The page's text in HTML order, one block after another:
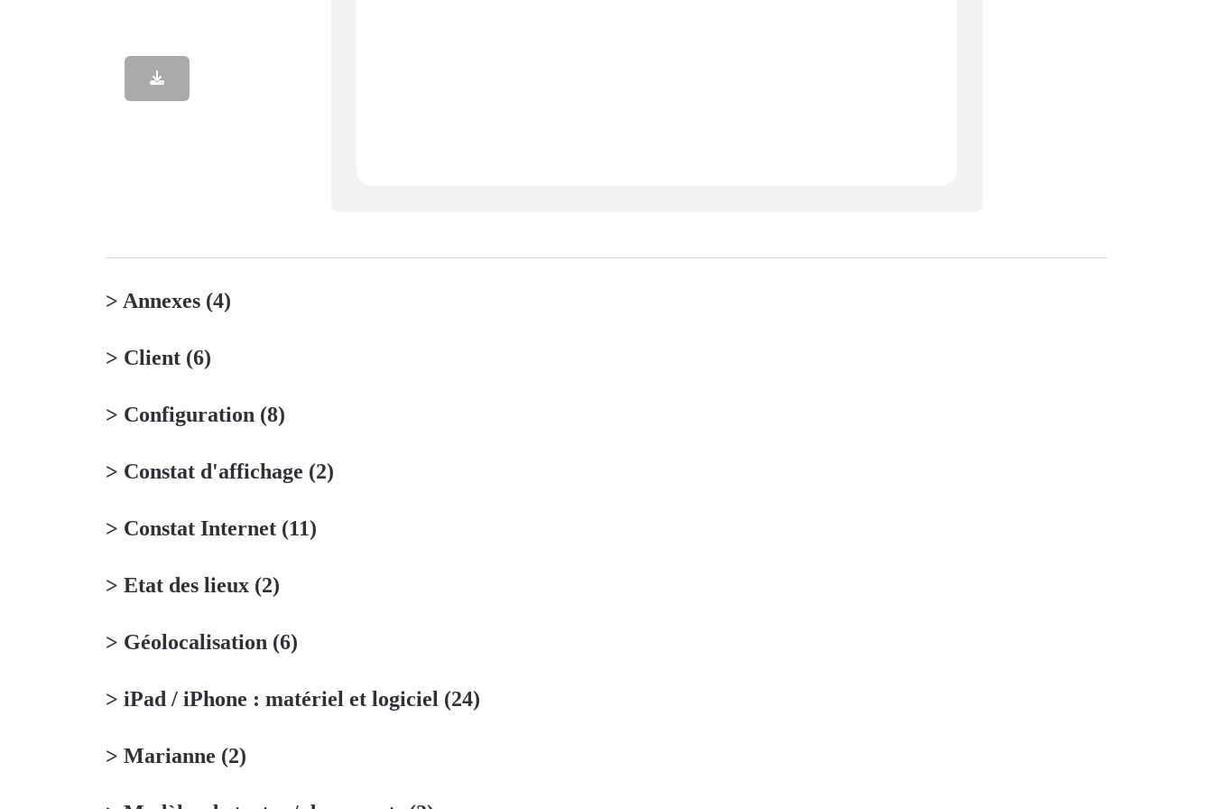
> Annexes (4)
> Client (6)
> Configuration (8)
> Constat d'affichage (2)
> Constat Internet (11)
> Etat des lieux (2)
> Géolocalisation (6)
> iPad / iPhone : matériel et logiciel (24)
> Marianne (2)